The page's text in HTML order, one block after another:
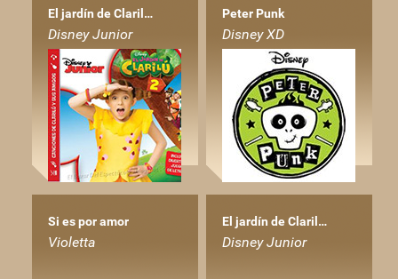
El jardín de Claril…
Disney Junior
Peter Punk
Disney XD
Si es por amor
Violetta
El jardín de Claril…
Disney Junior